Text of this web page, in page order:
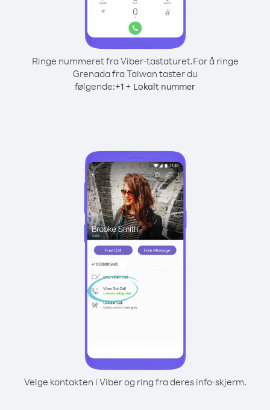
Ringe nummeret fra Viber-tastaturet.For å ringe
Grenada fra Taiwan taster du
følgende:+1 + Lokalt nummer
Velge kontakten i Viber og ring fra deres info-skjerm.